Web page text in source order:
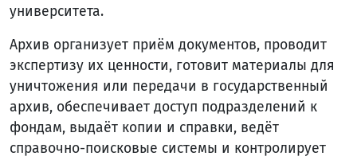
университета.
Архив организует приём документов, проводит
экспертизу их ценности, готовит материалы для
уничтожения или передачи в государственный
архив, обеспечивает доступ подразделений к
фондам, выдаёт копии и справки, ведёт
справочно-поисковые системы и контролирует